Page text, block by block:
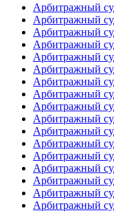
Арбитражный
Арбитражный
Арбитражный
Арбитражный
Арбитражный
Арбитражный
Арбитражный
Арбитражный
Арбитражный
Арбитражный
Арбитражный
Арбитражный
Арбитражный
Арбитражный
Арбитражный
Арбитражный
Арбитражный